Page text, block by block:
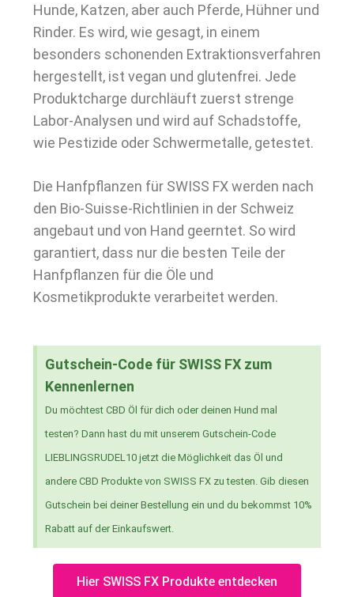
Hunde, Katzen, aber auch Pferde, Hühner und
Rinder. Es wird, wie gesagt, in einem
besonders schonenden Extraktionsverfahren
hergestellt, ist vegan und glutenfrei. Jede
Produktcharge durchläuft zuerst strenge
Labor-Analysen und wird auf Schadstoffe,
wie Pestizide oder Schwermetalle, getestet.
Die Hanfpflanzen für SWISS FX werden nach
den Bio-Suisse-Richtlinien in der Schweiz
angebaut und von Hand geerntet. So wird
garantiert, dass nur die besten Teile der
Hanfpflanzen für die Öle und
Kosmetikprodukte verarbeitet werden.
Gutschein-Code für SWISS FX zum
Kennenlernen
Du möchtest CBD Öl für dich oder deinen Hund mal
testen? Dann hast du mit unserem Gutschein-Code
LIEBLINGSRUDEL10 jetzt die Möglichkeit das Öl und
andere CBD Produkte von SWISS FX zu testen. Gib diesen
Gutschein bei deiner Bestellung ein und du bekommst 10%
Rabatt auf der Einkaufswert.
Hier SWISS FX Produkte entdecken